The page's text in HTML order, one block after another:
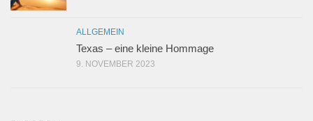
ALLGEMEIN
Texas – eine kleine Hommage
9. NOVEMBER 2023